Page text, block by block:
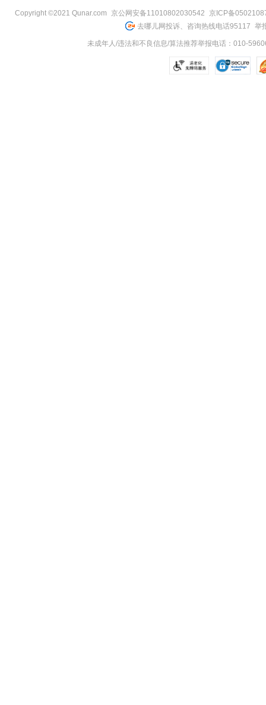
Copyright ©2021 Qunar.com 京公网安备11010802030542
京ICP备
去哪儿网投诉、咨询热线电话95117 举
未成年人/违法和不良信息/算法推荐举报电话：010-